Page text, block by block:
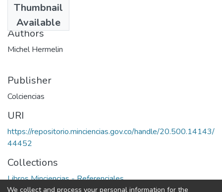
Thumbnail
Available
1981
Authors
Michel Hermelin
Publisher
Colciencias
URI
https://repositorio.minciencias.gov.co/handle/20.500.14143/
44452
Collections
Libros Minciencias - Referenciales
We collect and process your personal information for the